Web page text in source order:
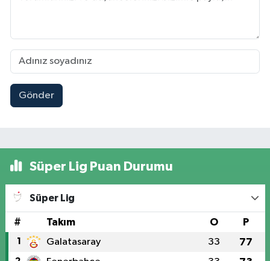
Gönder
Süper Lig Puan Durumu
Süper Lig
# Takım O P
1 Galatasaray 33 77